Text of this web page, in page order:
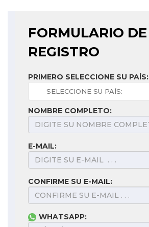
FORMULARIO DE
REGISTRO
PRIMERO SELECCIONE SU PAÍS:
NOMBRE COMPLETO:
E-MAIL:
CONFIRME SU E-MAIL:
WHATSAPP: